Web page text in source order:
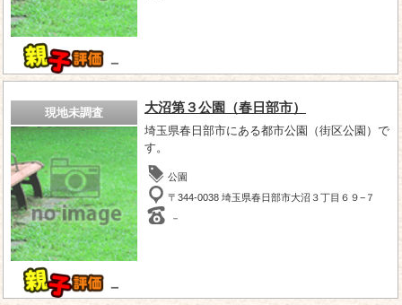
－
現地未調査
－
大沼第３公園（春日部市）
埼玉県春日部市にある都市公園（街区公園）で
す。
公園
〒344-0038 埼玉県春日部市大沼３丁目６９−７
－